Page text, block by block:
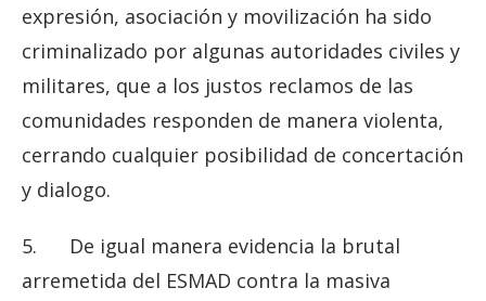
expresión, asociación y movilización ha sido
criminalizado por algunas autoridades civiles y
militares, que a los justos reclamos de las
comunidades responden de manera violenta,
cerrando cualquier posibilidad de concertación
y dialogo.
5. De igual manera evidencia la brutal
arremetida del ESMAD contra la masiva